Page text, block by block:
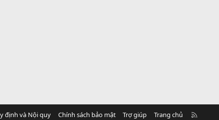
định và Nội quy Chính sách bảo mật Trợ giúp Trang chủ